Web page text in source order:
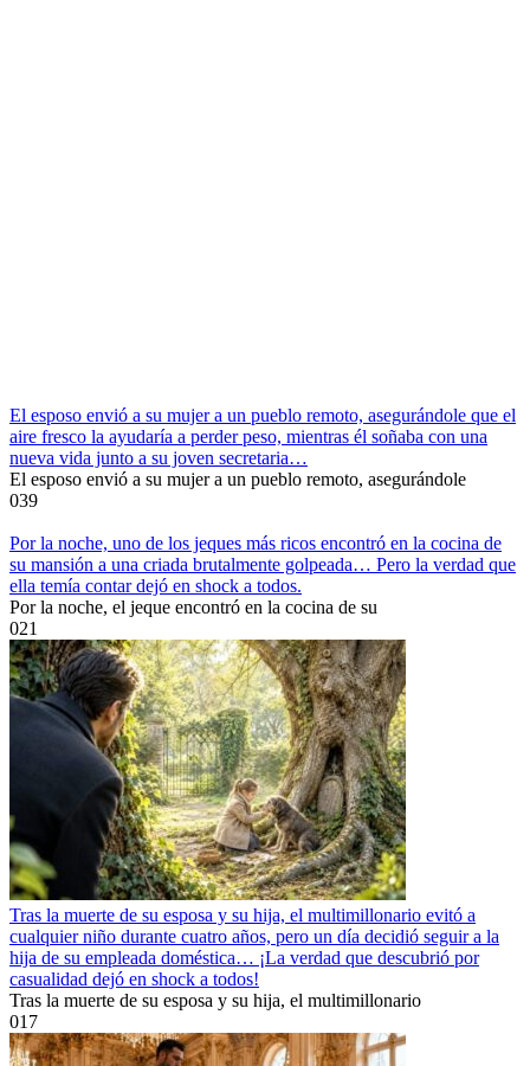
El esposo envió a su mujer a un pueblo remoto, asegurándole que el
aire fresco la ayudaría a perder peso, mientras él soñaba con una
nueva vida junto a su joven secretaria…
El esposo envió a su mujer a un pueblo remoto, asegurándole
039
Por la noche, uno de los jeques más ricos encontró en la cocina de
su mansión a una criada brutalmente golpeada… Pero la verdad que
ella temía contar dejó en shock a todos.
Por la noche, el jeque encontró en la cocina de su
021
Tras la muerte de su esposa y su hija, el multimillonario evitó a
cualquier niño durante cuatro años, pero un día decidió seguir a la
hija de su empleada doméstica… ¡La verdad que descubrió por
casualidad dejó en shock a todos!
Tras la muerte de su esposa y su hija, el multimillonario
017